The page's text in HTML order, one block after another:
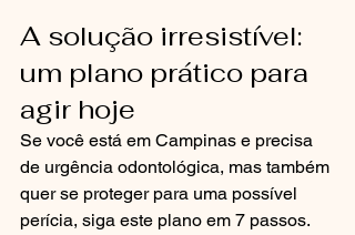
A solução irresistível:
um plano prático para
agir hoje
Se você está em Campinas e precisa
de urgência odontológica, mas também
quer se proteger para uma possível
perícia, siga este plano em 7 passos.